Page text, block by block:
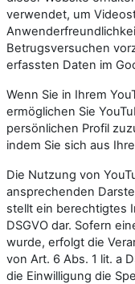
verwendet, um
Betrugsversuchen
erfassten Daten im
Wenn Sie in Ihrem
ermöglichen Sie
persönlichen Profil
indem Sie sich aus
Die Nutzung von
ansprechenden
stellt ein berechtigtes
DSGVO dar. Sofern
wurde, erfolgt die
von Art. 6 Abs. 1 lit. a
die Einwilligung die